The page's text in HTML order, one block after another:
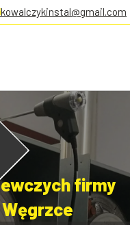
kowalczykinstal@gmail.com
firmy